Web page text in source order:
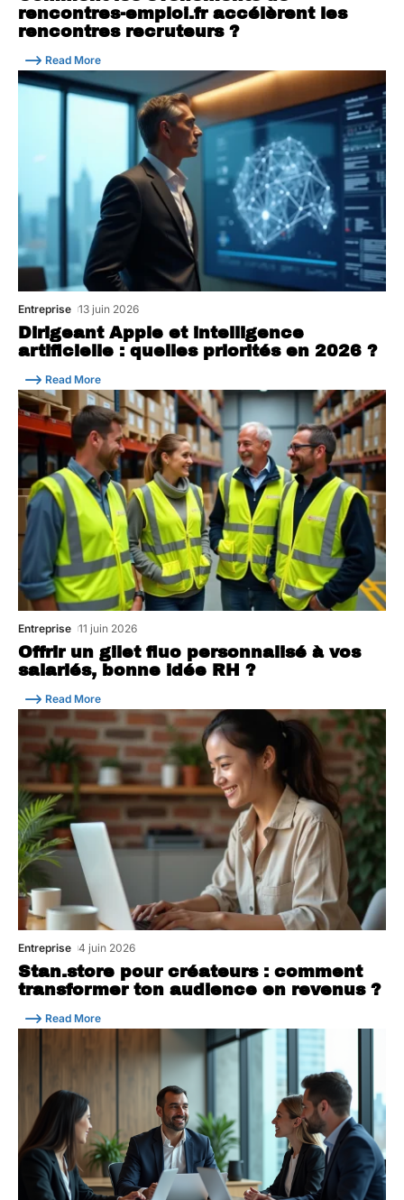
rencontres-emploi.fr accélèrent les
rencontres recruteurs ?
Read More
Dirigeant Apple et intelligence
artificielle : quelles priorités en 2026 ?
Entreprise 13 juin 2026
Read More
Offrir un gilet fluo personnalisé à vos
salariés, bonne idée RH ?
Entreprise 11 juin 2026
Read More
Stan.store pour créateurs : comment
transformer ton audience en revenus ?
Entreprise 4 juin 2026
Read More